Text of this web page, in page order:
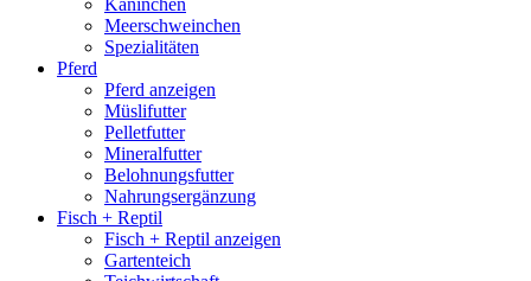
Kaninchen
Meerschweinchen
Spezialitäten
Pferd
Pferd anzeigen
Müslifutter
Pelletfutter
Mineralfutter
Belohnungsfutter
Nahrungsergänzung
Fisch + Reptil
Fisch + Reptil anzeigen
Gartenteich